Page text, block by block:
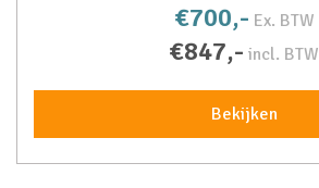
€700,- Ex. BTW
€847,- incl. BTW
Bekijken